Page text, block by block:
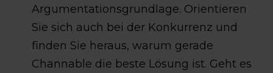
Argumentationsgrundlage. Orientieren
Sie sich auch bei der Konkurrenz und
finden Sie heraus, warum gerade
Channable die beste Lösung ist. Geht es